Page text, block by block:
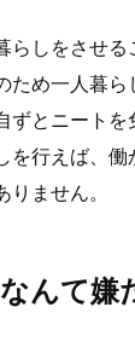
らしをさせ
ため一人暮
ずとニート
を行えば、
ません。
んて嫌